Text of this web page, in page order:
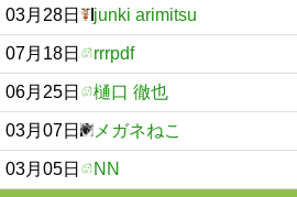
03月28日 junki arimitsu
07月18日 rrrpdf
06月25日 樋口 徹也
03月07日 メガネねこ
03月05日 NN